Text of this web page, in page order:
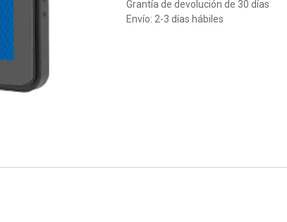
Grantía de devolución de 30 días
Envío: 2-3 días hábiles